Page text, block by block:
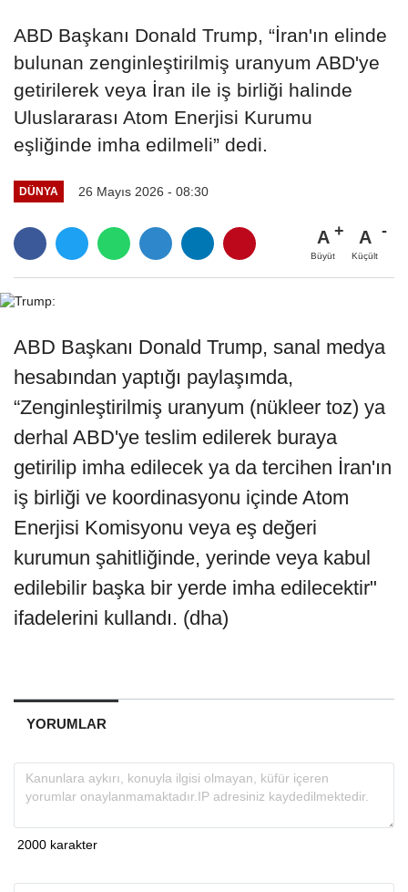
ABD Başkanı Donald Trump, “İran'ın elinde
bulunan zenginleştirilmiş uranyum ABD'ye
getirilerek veya İran ile iş birliği halinde
Uluslararası Atom Enerjisi Kurumu
eşliğinde imha edilmeli” dedi.
DÜNYA 26 Mayıs 2026 - 08:30
A
Büyüt
A
Küçült
ABD Başkanı Donald Trump, sanal medya
hesabından yaptığı paylaşımda,
“Zenginleştirilmiş uranyum (nükleer toz) ya
derhal ABD'ye teslim edilerek buraya
getirilip imha edilecek ya da tercihen İran'ın
iş birliği ve koordinasyonu içinde Atom
Enerjisi Komisyonu veya eş değeri
kurumun şahitliğinde, yerinde veya kabul
edilebilir başka bir yerde imha edilecektir"
ifadelerini kullandı. (dha)
YORUMLAR